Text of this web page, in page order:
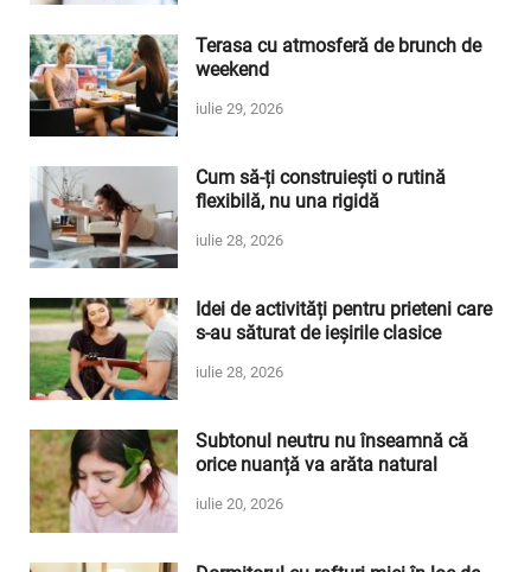
Terasa cu atmosferă de brunch de
weekend
iulie 29, 2026
Cum să-ți construiești o rutină
flexibilă, nu una rigidă
iulie 28, 2026
Idei de activități pentru prieteni care
s-au săturat de ieșirile clasice
iulie 28, 2026
Subtonul neutru nu înseamnă că
orice nuanță va arăta natural
iulie 20, 2026